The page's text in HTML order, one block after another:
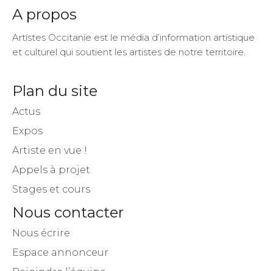
A propos
Artistes Occitanie est le média d’information artistique
et culturel qui soutient les artistes de notre territoire.
Plan du site
Actus
Expos
Artiste en vue !
Appels à projet
Stages et cours
Nous contacter
Nous écrire
Espace annonceur